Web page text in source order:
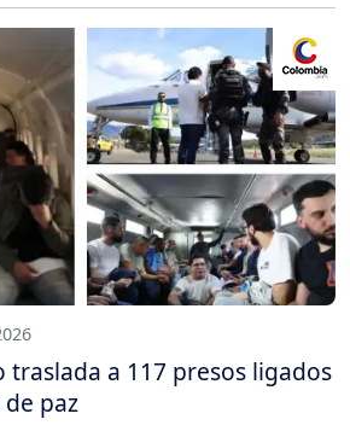
traslada a 117 presos ligados
paz